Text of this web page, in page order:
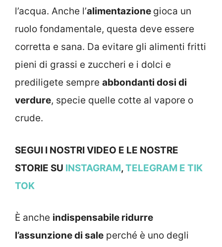
l’acqua. Anche l’alimentazione gioca un
ruolo fondamentale, questa deve essere
corretta e sana. Da evitare gli alimenti fritti
pieni di grassi e zuccheri e i dolci e
prediligete sempre abbondanti dosi di
verdure, specie quelle cotte al vapore o
crude.
SEGUI I NOSTRI VIDEO E LE NOSTRE
STORIE SU INSTAGRAM,TELEGRAM E TIK
TOK
È anche indispensabile ridurre
l’assunzione di sale perché è uno degli